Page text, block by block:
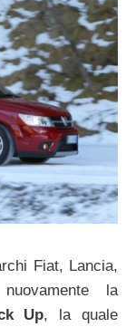
Fiat, Lancia,
la
Up, la quale